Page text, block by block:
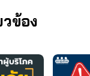
ข้อง